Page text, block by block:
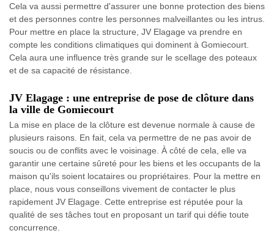
Cela va aussi permettre d'assurer une bonne protection des biens
et des personnes contre les personnes malveillantes ou les intrus.
Pour mettre en place la structure, JV Elagage va prendre en
compte les conditions climatiques qui dominent à Gomiecourt.
Cela aura une influence très grande sur le scellage des poteaux
et de sa capacité de résistance.
JV Elagage : une entreprise de pose de clôture dans
la ville de Gomiecourt
La mise en place de la clôture est devenue normale à cause de
plusieurs raisons. En fait, cela va permettre de ne pas avoir de
soucis ou de conflits avec le voisinage. À côté de cela, elle va
garantir une certaine sûreté pour les biens et les occupants de la
maison qu'ils soient locataires ou propriétaires. Pour la mettre en
place, nous vous conseillons vivement de contacter le plus
rapidement JV Elagage. Cette entreprise est réputée pour la
qualité de ses tâches tout en proposant un tarif qui défie toute
concurrence.